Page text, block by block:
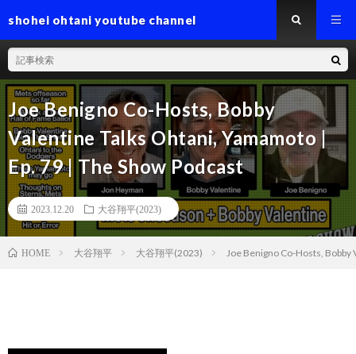
shohei ohtani youtube channel
Joe Benigno Co-Hosts, Bobby
Valentine Talks Ohtani, Yamamoto |
Ep. 79 | The Show Podcast
2023.12.20 大谷翔平(2023)
HOME 大谷翔平 大谷翔平(2023) Joe Benigno Co-Hosts, Bobby